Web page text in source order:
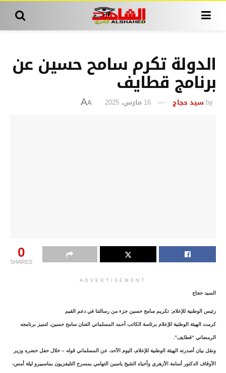
الدولة تكرم سامح حسين عن
برنامج قطايف
by سيد حجاج 16 مارس، 2025 A
A
0
SHARES
ADVERTISEMENT
السيد حجاج
رئيس الوطنية للإعلام: تكريم سامح حسين جزء من رسالتنا في دعم القيم
كرمت الهيئة الوطنية للإعلام برئاسة الكاتب أحمد المسلماني الفنان سامح حسين، لتميز برنامجه
الرمضاني “قطايف”.
ونقل بيان أصدرته الهيئة الوطنية للإعلام، اليوم الأحد، عن المسلماني قوله – خلال حفل حضره وزير
الأوقاف الدكتور أسامة الأزهري وأحياه الشيخ ياسين التهامي بمسرح التليفزيون بماسبيرو ليلة أمس-